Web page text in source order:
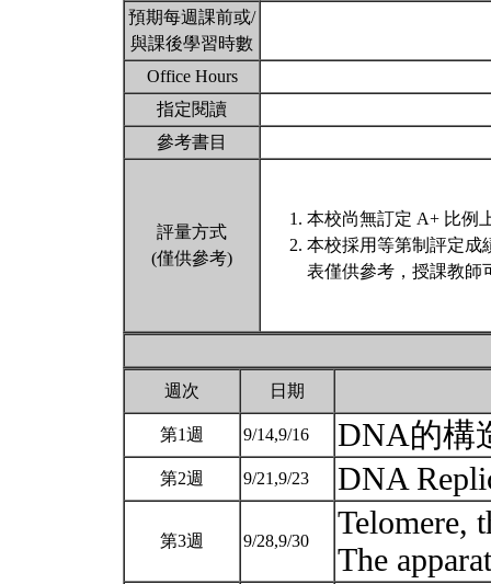
預期每週課前或/
與課後學習時數
Office Hours
指定閱讀
參考書目
評量方式
(僅供參考)
本校尚無訂定 A+ 比例
本校採用等第制評定成
表僅供參考，授課教師
週次 日期
第1週 9/14,9/16 DNA的構
第2週 9/21,9/23 DNA
第3週 9/28,9/30
Telomere,
The